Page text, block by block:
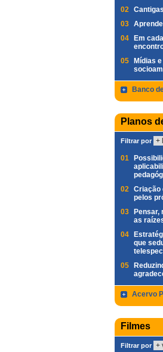
02
03
04
Em
05
Mídias
Banco
Planos
Filtrar por
01
02 Criação
pelos
03
Pensar,
as
04
que
05
Acervo
Filmes
Filtrar por